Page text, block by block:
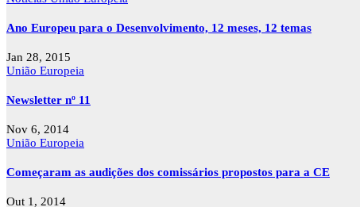
Ano Europeu para o Desenvolvimento, 12 meses, 12 temas
Jan 28, 2015
União Europeia
Newsletter nº 11
Nov 6, 2014
União Europeia
Começaram as audições dos comissários propostos para a CE
Out 1, 2014